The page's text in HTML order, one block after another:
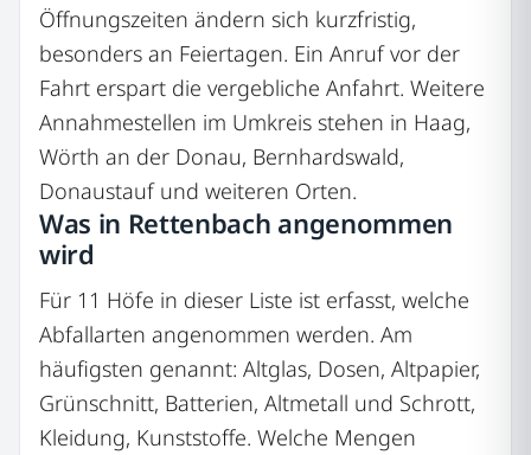
Öffnungszeiten ändern sich kurzfristig,
besonders an Feiertagen. Ein Anruf vor der
Fahrt erspart die vergebliche Anfahrt. Weitere
Annahmestellen im Umkreis stehen in Haag,
Wörth an der Donau, Bernhardswald,
Donaustauf und weiteren Orten.
Was in Rettenbach angenommen
wird
Für 11 Höfe in dieser Liste ist erfasst, welche
Abfallarten angenommen werden. Am
häufigsten genannt: Altglas, Dosen, Altpapier,
Grünschnitt, Batterien, Altmetall und Schrott,
Kleidung, Kunststoffe. Welche Mengen